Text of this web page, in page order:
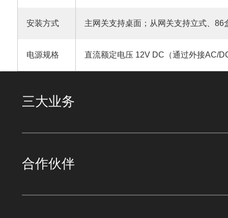
安装方式 主网关支持桌面；从网关支持立式、86
电源规格 直流额定电压 12V DC（通过外接AC/
三大业务
合作伙伴